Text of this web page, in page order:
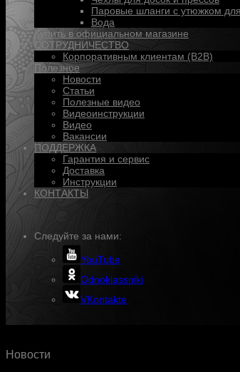
Паровые шланги с утюжком
Вода
Купить в официальном магазине
СОТРУДНИЧЕСТВО
Корпоративным клиентам (B2B)
Полезное
Новости
Статьи
Полезные видео
Видеоинструкции
Видео
Вакансии
ПОДДЕРЖКА
Гарантия и сервис
Доставка
Инструкции
КОНТАКТЫ
Следуйте за нами:
YouTube
Odnoklassniki
VKontakte
Новости